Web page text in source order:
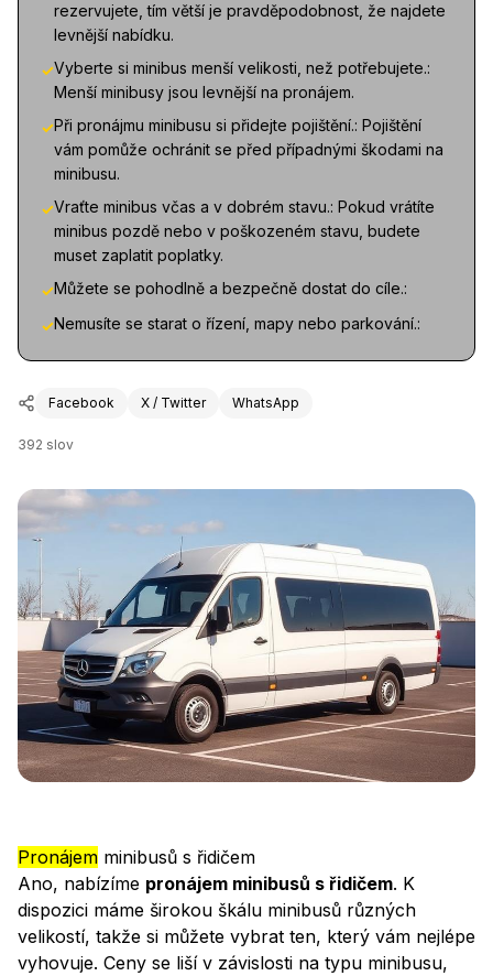
rezervujete, tím větší je pravděpodobnost, že najdete
levnější nabídku.
✓Vyberte si minibus menší velikosti, než potřebujete.:
Menší minibusy jsou levnější na pronájem.
✓Při pronájmu minibusu si přidejte pojištění.: Pojištění
vám pomůže ochránit se před případnými škodami na
minibusu.
✓Vraťte minibus včas a v dobrém stavu.: Pokud vrátíte
minibus pozdě nebo v poškozeném stavu, budete
muset zaplatit poplatky.
✓Můžete se pohodlně a bezpečně dostat do cíle.:
✓Nemusíte se starat o řízení, mapy nebo parkování.:
Facebook X / Twitter WhatsApp
392 slov
Pronájem minibusů s řidičem
Ano, nabízíme pronájem minibusů s řidičem. K
dispozici máme širokou škálu minibusů různých
velikostí, takže si můžete vybrat ten, který vám nejlépe
vyhovuje. Ceny se liší v závislosti na typu minibusu,